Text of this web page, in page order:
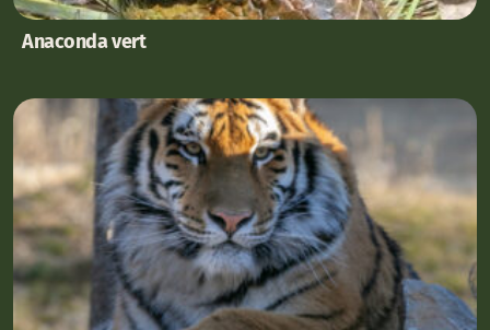
Anaconda vert